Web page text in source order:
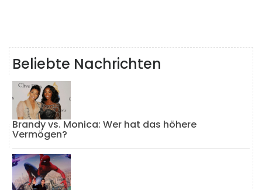
Beliebte Nachrichten
Brandy vs. Monica: Wer hat das höhere
Vermögen?